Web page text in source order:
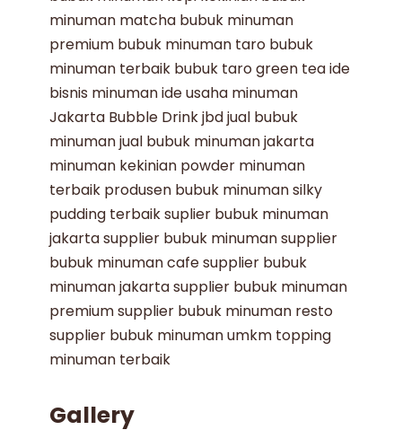
minuman matcha bubuk minuman
premium bubuk minuman taro bubuk
minuman terbaik bubuk tarogreen teaide
bisnis minumanide usaha minuman
Jakarta Bubble Drinkjbdjual bubuk
minumanjual bubuk minuman jakarta
minuman kekinian powder minuman
terbaik produsen bubuk minumansilky
pudding terbaiksuplier bubuk minuman
jakartasupplier bubuk minumansupplier
bubuk minuman cafesupplier bubuk
minuman jakartasupplier bubuk minuman
premiumsupplier bubuk minuman resto
supplier bubuk minuman umkm topping
minuman terbaik
Gallery